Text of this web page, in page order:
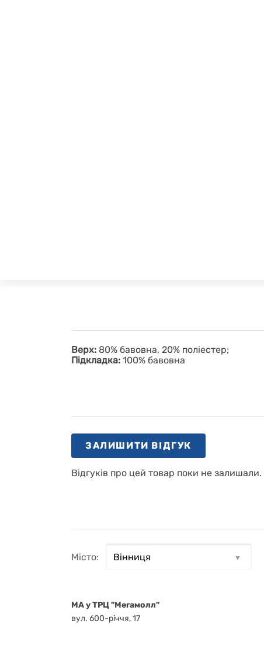
Верх: 80% бавовна, 20% поліестер;
Підкладка: 100% бавовна
ЗАЛИШИТИ ВІДГУК
Відгуків про цей товар поки не залишали.
Місто:
MA у ТРЦ "Мегамолл"
вул. 600-річчя, 17